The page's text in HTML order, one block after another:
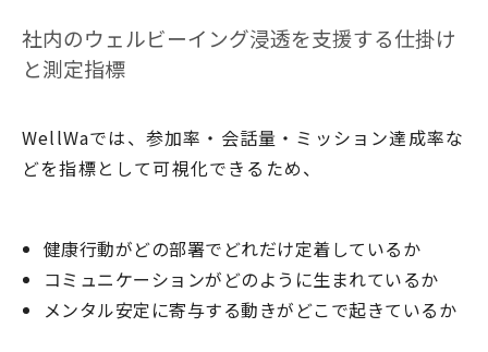
社内のウェルビーイング浸透を支援する仕掛け
と測定指標
WellWaでは、参加率・会話量・ミッション達成率な
どを指標として可視化できるため、
健康行動がどの部署でどれだけ定着しているか
コミュニケーションがどのように生まれているか
メンタル安定に寄与する動きがどこで起きているか